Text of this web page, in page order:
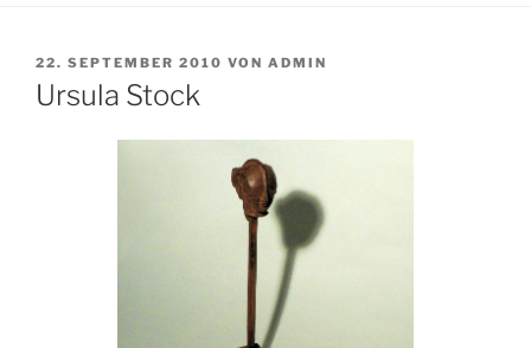
VERÖFFENTLICHT
AM
22. SEPTEMBER 2010 VON ADMIN
Ursula Stock